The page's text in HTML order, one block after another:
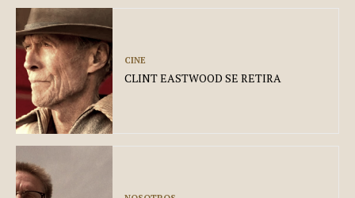
CINE
CLINT EASTWOOD SE RETIRA